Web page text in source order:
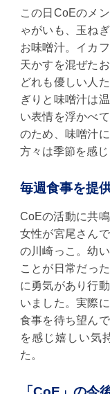
この日CoEのメ
ゃがいも、玉ね
お味噌汁。イカ
天かすを混ぜた
どれも優しい人
ぎりと味噌汁は
い表情を浮かべ
のため、味噌汁
方々は季節を感
毎週食事を提
CoEの活動に共
女性が宮尾さん
の川崎っこ。幼
ことが日常だっ
に勇気があり行
いました。実際
食事を待ち望ん
を感じ嬉しい気
た。